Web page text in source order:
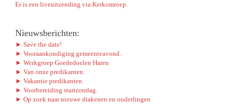
Er is een liveuitzending via Kerkomroep.
Nieuwsberichten:
► Save the date!
► Vooraankondiging gemeenteavond.
► Werkgroep Goededoelen Haren
► Van onze predikanten.
► Vakantie predikanten.
► Voorbereiding startzondag.
► Op zoek naar nieuwe diakenen en ouderlingen